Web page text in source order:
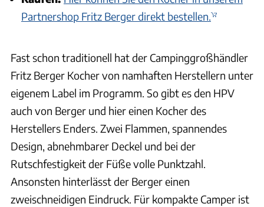
Partnershop Fritz Berger direkt bestellen.
Fast schon traditionell hat der Campinggroßhändler
Fritz Berger Kocher von namhaften Herstellern unter
eigenem Label im Programm. So gibt es den HPV
auch von Berger und hier einen Kocher des
Herstellers Enders. Zwei Flammen, spannendes
Design, abnehmbarer Deckel und bei der
Rutschfestigkeit der Füße volle Punktzahl.
Ansonsten hinterlässt der Berger einen
zweischneidigen Eindruck. Für kompakte Camper ist